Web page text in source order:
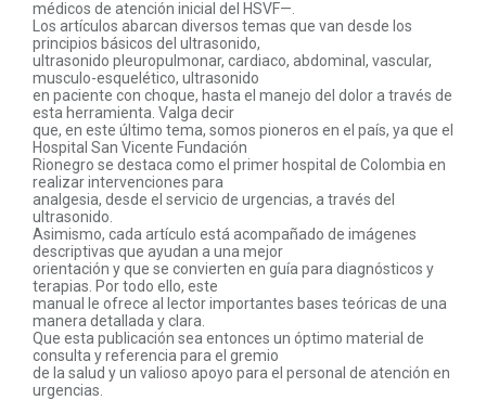
médicos de atención inicial del HSVF—.
Los artículos abarcan diversos temas que van desde los
principios básicos del ultrasonido,
ultrasonido pleuropulmonar, cardiaco, abdominal, vascular,
musculo-esquelético, ultrasonido
en paciente con choque, hasta el manejo del dolor a través de
esta herramienta. Valga decir
que, en este último tema, somos pioneros en el país, ya que el
Hospital San Vicente Fundación
Rionegro se destaca como el primer hospital de Colombia en
realizar intervenciones para
analgesia, desde el servicio de urgencias, a través del
ultrasonido.
Asimismo, cada artículo está acompañado de imágenes
descriptivas que ayudan a una mejor
orientación y que se convierten en guía para diagnósticos y
terapias. Por todo ello, este
manual le ofrece al lector importantes bases teóricas de una
manera detallada y clara.
Que esta publicación sea entonces un óptimo material de
consulta y referencia para el gremio
de la salud y un valioso apoyo para el personal de atención en
urgencias.